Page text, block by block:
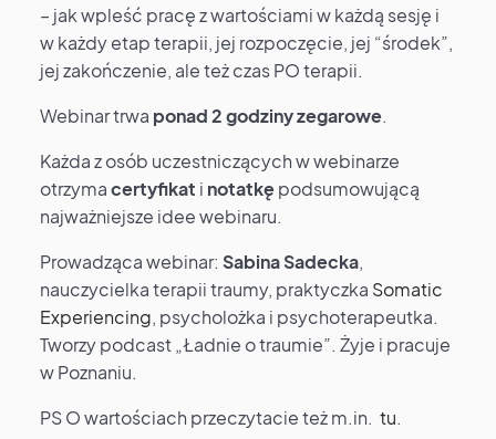
– jak wpleść pracę z wartościami w każdą sesję i
w każdy etap terapii, jej rozpoczęcie, jej “środek”,
jej zakończenie, ale też czas PO terapii.
Webinar trwa ponad 2 godziny zegarowe.
Każda z osób uczestniczących w webinarze
otrzymacertyfikat i notatkępodsumowującą
najważniejsze idee webinaru.
Prowadząca webinar: Sabina Sadecka,
nauczycielka terapii traumy, praktyczka Somatic
Experiencing, psycholożka i psychoterapeutka.
Tworzy podcast „Ładnie o traumie”. Żyje i pracuje
w Poznaniu.
PS O wartościach przeczytacie też m.in. tu.